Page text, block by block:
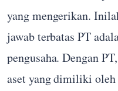
yang mengerikan.
jawab terbatas PT
pengusaha. Dengan
aset yang dimiliki